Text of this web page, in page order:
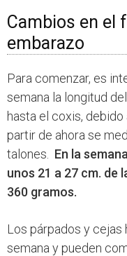
Cambios en el
embarazo
Para comenzar, es
semana la longitud
hasta el coxis,
partir de ahora se
talones. En la
unos 21 a 27 cm. de
360 gramos.
Los párpados y
semana y pueden